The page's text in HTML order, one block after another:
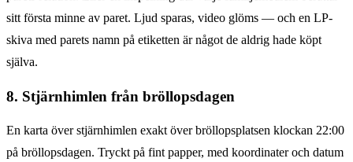
sitt första minne av paret. Ljud sparas, video glöms — och en LP-
skiva med parets namn på etiketten är något de aldrig hade köpt
själva.
8. Stjärnhimlen från bröllopsdagen
En karta över stjärnhimlen exakt över bröllopsplatsen klockan 22:00
på bröllopsdagen. Tryckt på fint papper, med koordinater och datum